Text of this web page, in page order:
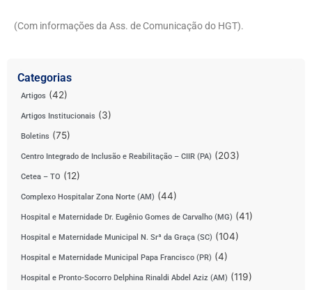
(Com informações da Ass. de Comunicação do HGT).
Categorias
Artigos (42)
Artigos Institucionais (3)
Boletins (75)
Centro Integrado de Inclusão e Reabilitação – CIIR (PA) (203)
Cetea – TO (12)
Complexo Hospitalar Zona Norte (AM) (44)
Hospital e Maternidade Dr. Eugênio Gomes de Carvalho (MG) (41)
Hospital e Maternidade Municipal N. Srª da Graça (SC) (104)
Hospital e Maternidade Municipal Papa Francisco (PR) (4)
Hospital e Pronto-Socorro Delphina Rinaldi Abdel Aziz (AM) (119)